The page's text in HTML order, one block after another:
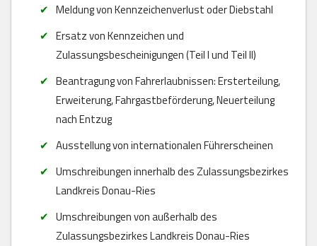
Meldung von Kennzeichenverlust oder Diebstahl
Ersatz von Kennzeichen und
Zulassungsbescheinigungen (Teil I und Teil II)
Beantragung von Fahrerlaubnissen: Ersterteilung,
Erweiterung, Fahrgastbeförderung, Neuerteilung
nach Entzug
Ausstellung von internationalen Führerscheinen
Umschreibungen innerhalb des Zulassungsbezirkes
Landkreis Donau-Ries
Umschreibungen von außerhalb des
Zulassungsbezirkes Landkreis Donau-Ries